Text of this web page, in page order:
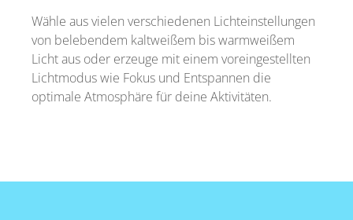
Wähle aus vielen verschiedenen Lichteinstellungen
von belebendem kaltweißem bis warmweißem
Licht aus oder erzeuge mit einem voreingestellten
Lichtmodus wie Fokus und Entspannen die
optimale Atmosphäre für deine Aktivitäten.